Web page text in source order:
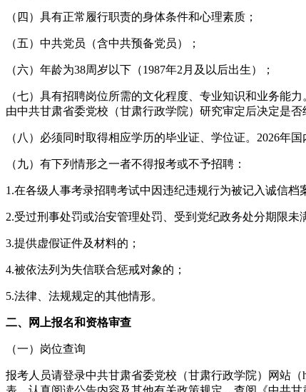
（四）具有正常履行职责的身体条件和心理素质；
（五）中共党员（含中共预备党员）；
（六）年龄为38周岁以下（1987年2月及以后出生）；
（七）具有招聘岗位所需的文化程度、专业知识和业务能
由中共甘肃省委党校（甘肃行政学院）研究审定后决定是否
（八）必须同时取得相应学历的毕业证、学位证。2026年
（九）有下列情形之一者不得报考或不予招聘：
1.在各级人事考录招聘考试中因违纪违规行为被记入诚信档
2.受过刑事处罚或治安管理处罚、受到党纪政务处分期限未
3.提供虚假证件及材料的；
4.被依法列为失信联合惩戒对象的；
5.法律、法规规定的其他情形。
二、网上报名和资格审查
（一）岗位查询
报考人员请登录中共甘肃省委党校（甘肃行政学院）网站（